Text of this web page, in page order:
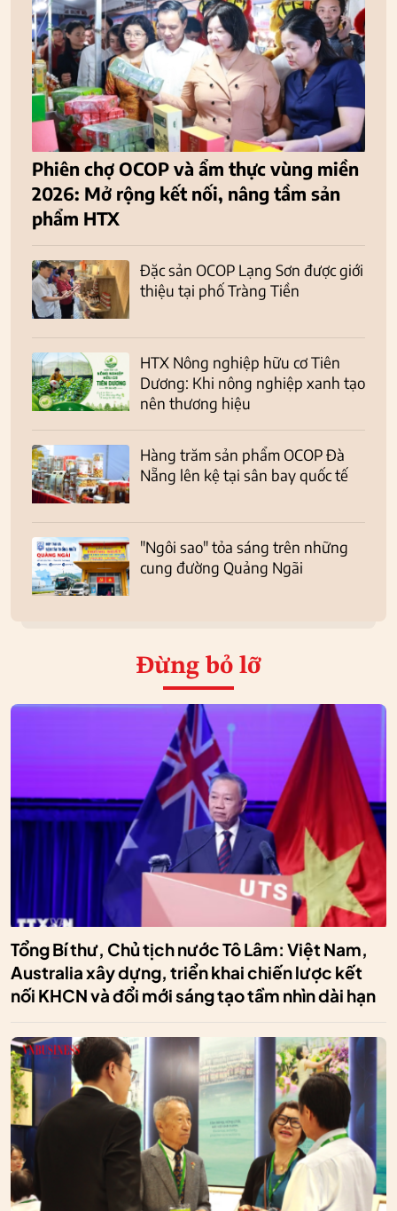
Phiên chợ OCOP và ẩm thực vùng miền
2026: Mở rộng kết nối, nâng tầm sản
phẩm HTX
Đặc sản OCOP Lạng Sơn được giới
thiệu tại phố Tràng Tiền
HTX Nông nghiệp hữu cơ Tiên
Dương: Khi nông nghiệp xanh tạo
nên thương hiệu
Hàng trăm sản phẩm OCOP Đà
Nẵng lên kệ tại sân bay quốc tế
"Ngôi sao" tỏa sáng trên những
cung đường Quảng Ngãi
Đừng bỏ lỡ
Tổng Bí thư, Chủ tịch nước Tô Lâm: Việt Nam,
Australia xây dựng, triển khai chiến lược kết
nối KHCN và đổi mới sáng tạo tầm nhìn dài hạn